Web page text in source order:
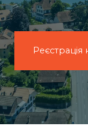
Реєстрація